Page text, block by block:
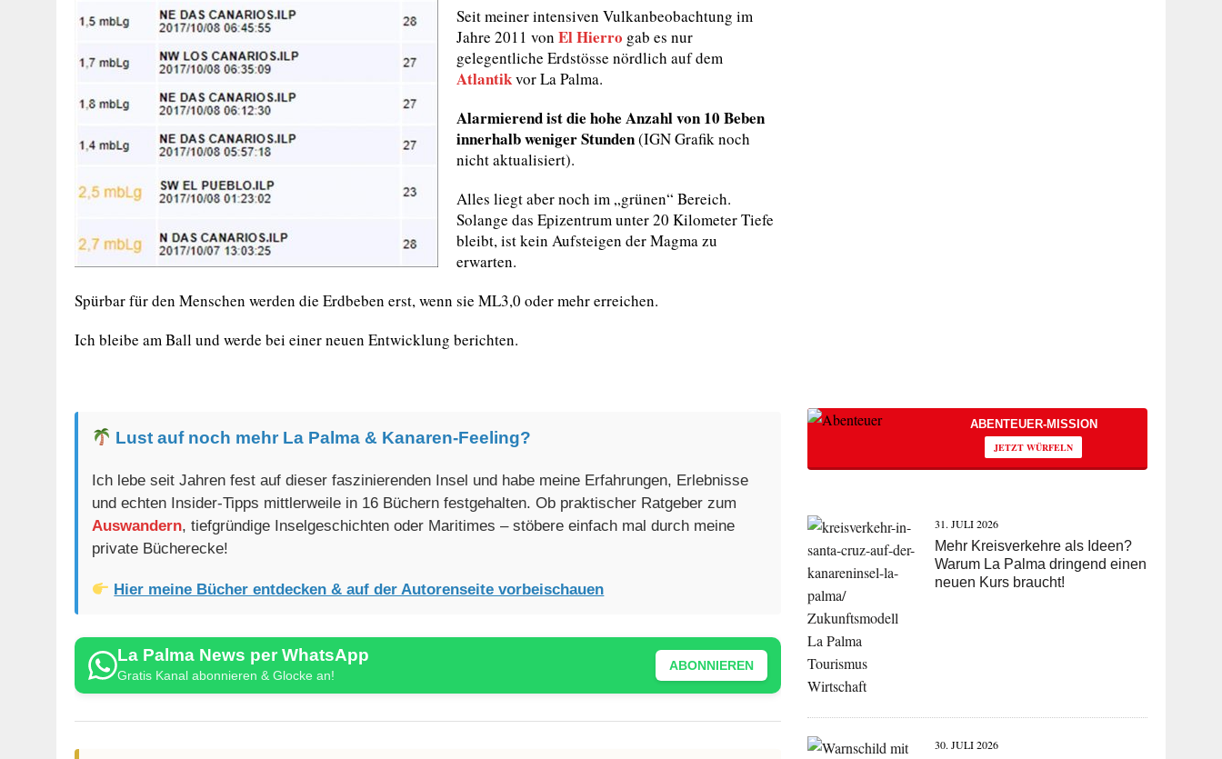
Seit meiner intensiven Vulkanbeobachtung im
Jahre 2011 von El Hierro gab es nur
gelegentliche Erdstösse nördlich auf dem
Atlantikvor La Palma.
Alarmierend ist die hohe Anzahl von 10 Beben
innerhalb weniger Stunden(IGN Grafik noch
nicht aktualisiert).
Alles liegt aber noch im „grünen“ Bereich.
Solange das Epizentrum unter 20 Kilometer Tiefe
bleibt, ist kein Aufsteigen der Magma zu
erwarten.
Spürbar für den Menschen werden die Erdbeben erst, wenn sie ML3,0 oder mehr erreichen.
Ich bleibe am Ball und werde bei einer neuen Entwicklung berichten.
Lust auf noch mehr La Palma & Kanaren-Feeling?
Ich lebe seit Jahren fest auf dieser faszinierenden Insel und habe meine Erfahrungen, Erlebnisse
und echten Insider-Tipps mittlerweile in 16 Büchern festgehalten. Ob praktischer Ratgeber zum
Auswandern, tiefgründige Inselgeschichten oder Maritimes – stöbere einfach mal durch meine
private Bücherecke!
Hier meine Bücher entdecken & auf der Autorenseite vorbeischauen
La Palma News per WhatsApp
Gratis Kanal abonnieren & Glocke an!
ABONNIEREN
ABENTEUER-MISSION
JETZT WÜRFELN
31. JULI 2026
Mehr Kreisverkehre als Ideen?
Warum La Palma dringend einen
neuen Kurs braucht!
30. JULI 2026